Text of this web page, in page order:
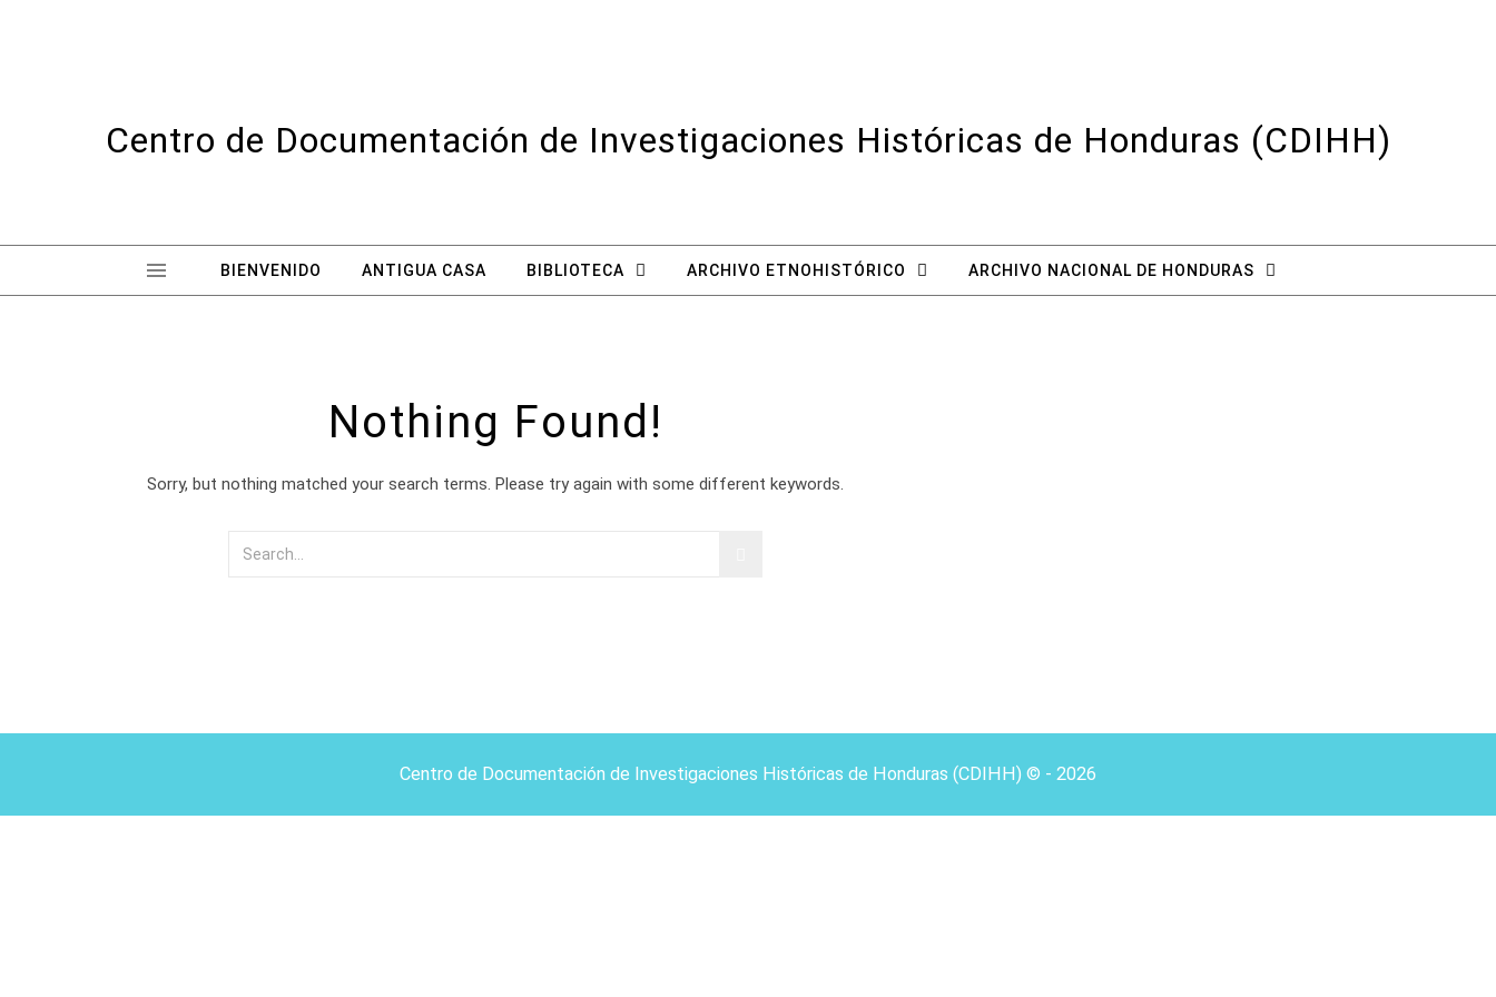
Centro de Documentación de Investigaciones Históricas de Honduras (CDIHH)
BIENVENIDO ANTIGUA CASA BIBLIOTECA ARCHIVO ETNOHISTÓRICO ARCHIVO NACIONAL DE HONDURAS
Nothing Found!
Sorry, but nothing matched your search terms. Please try again with some different keywords.
Centro de Documentación de Investigaciones Históricas de Honduras (CDIHH) © - 2026